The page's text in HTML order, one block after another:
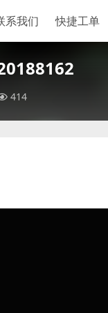
系我们 快捷工单
414